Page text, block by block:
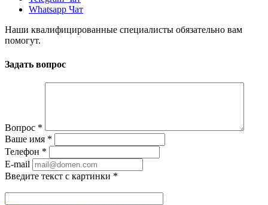
Whatsapp Чат
Наши квалифицированные специалисты обязательно вам
помогут.
Задать вопрос
Вопрос *
Ваше имя *
Телефон *
E-mail
Введите текст с картинки *